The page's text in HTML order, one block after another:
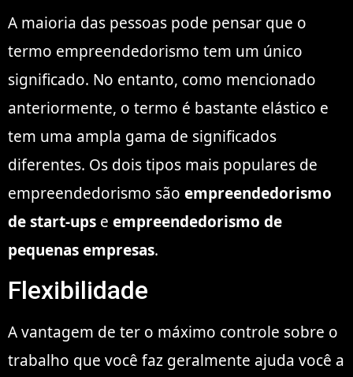
A maioria das pessoas pode pensar que o
termo empreendedorismo tem um único
significado. No entanto, como mencionado
anteriormente, o termo é bastante elástico e
tem uma ampla gama de significados
diferentes. Os dois tipos mais populares de
empreendedorismo são empreendedorismo
de start-ups e empreendedorismo de
pequenas empresas.
Flexibilidade
A vantagem de ter o máximo controle sobre o
trabalho que você faz geralmente ajuda você a